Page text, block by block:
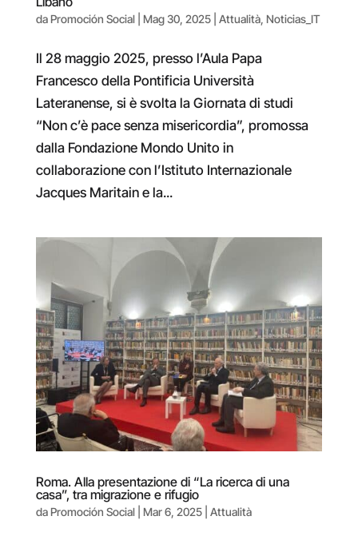
daPromoción Social| Mag 30, 2025| Attualità, Noticias_IT
Il 28 maggio 2025, presso l’Aula Papa
Francesco della Pontificia Università
Lateranense, si è svolta la Giornata di studi
“Non c’è pace senza misericordia”, promossa
dalla Fondazione Mondo Unito in
collaborazione con l’Istituto Internazionale
Jacques Maritain e la...
Roma. Alla presentazione di “La ricerca di una
casa”, tra migrazione e rifugio
daPromoción Social| Mar 6, 2025| Attualità